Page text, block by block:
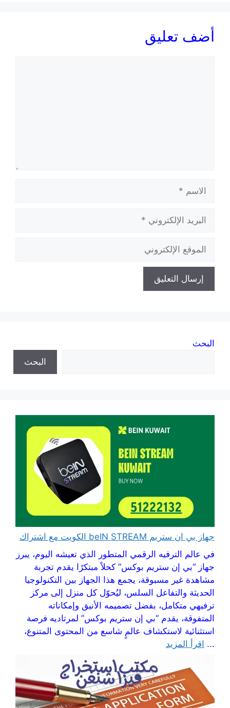
أضف تعليق
الإلكتروني
الإلكتروني
البحث
البحث
جهاز بي ان ستريم beIN STREAM الكويت مع اشتراك
في عالم الترفيه الرقمي المتطور الذي تعيشه اليوم، يبرز
جهاز “بي إن ستريم بوكس” كحلاً مبتكرًا يقدم تجربة
مشاهدة غير مسبوقة، يجمع هذا الجهاز بين التكنولوجيا
الحديثة والتفاعل السلس، ليُحوّل كل منزل إلى مركز
ترفيهي متكامل، بفضل تصميمه الأنيق وإمكاناته
المتفوقة، يقدم “بي إن ستريم بوكس” لمرتاديه فرصة
استثنائية لاستكشاف عالمٍ شاسع من المحتوى المتنوع،
... اقرأ المزيد